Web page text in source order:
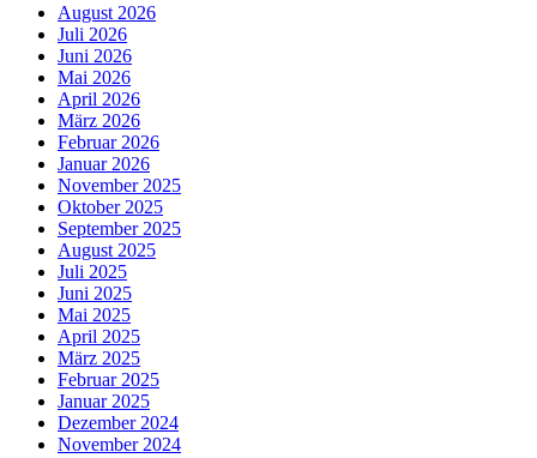
August 2026
Juli 2026
Juni 2026
Mai 2026
April 2026
März 2026
Februar 2026
Januar 2026
November 2025
Oktober 2025
September 2025
August 2025
Juli 2025
Juni 2025
Mai 2025
April 2025
März 2025
Februar 2025
Januar 2025
Dezember 2024
November 2024